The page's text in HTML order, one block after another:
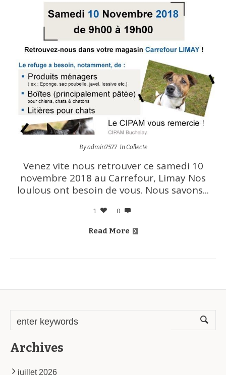
Byadmin7577 InCollecte
Venez vite nous retrouver ce samedi 10
novembre 2018 au Carrefour, Limay Nos
loulous ont besoin de vous. Nous savons...
1 0
Read More
Archives
juillet 2026